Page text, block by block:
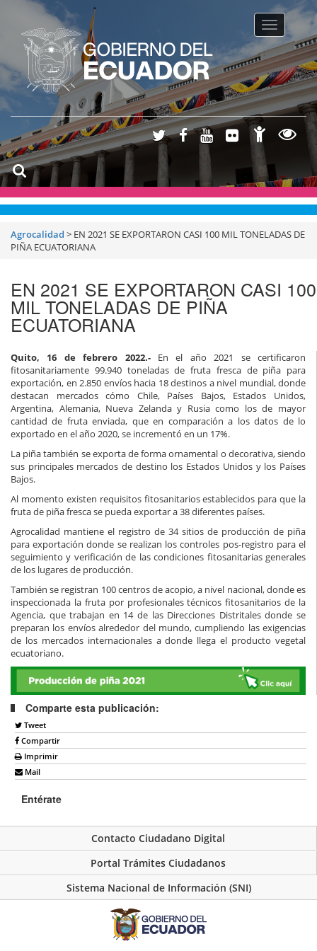
Toggle
Agrocalidad > EN 2021 SE EXPORTARON CASI 100 MIL TONELADAS DE
PIÑA ECUATORIANA
EN 2021 SE EXPORTARON CASI 100
MIL TONELADAS DE PIÑA
ECUATORIANA
Quito, 16 de febrero 2022.-En el año 2021 se certificaron
fitosanitariamente 99.940 toneladas de fruta fresca de piña para
exportación, en 2.850 envíos hacia 18 destinos a nivel mundial, donde
destacan mercados cómo Chile, Países Bajos, Estados Unidos,
Argentina, Alemania, Nueva Zelanda y Rusia como los de mayor
cantidad de fruta enviada, que en comparación a los datos de lo
exportado en el año 2020, se incrementó en un 17%.
La piña también se exporta de forma ornamental o decorativa, siendo
sus principales mercados de destino los Estados Unidos y los Países
Bajos.
Al momento existen requisitos fitosanitarios establecidos para que la
fruta de piña fresca se pueda exportar a 38 diferentes países.
Agrocalidad mantiene el registro de 34 sitios de producción de piña
para exportación donde se realizan los controles pos-registro para el
seguimiento y verificación de las condiciones fitosanitarias generales
de los lugares de producción.
También se registran 100 centros de acopio, a nivel nacional, donde es
inspeccionada la fruta por profesionales técnicos fitosanitarios de la
Agencia, que trabajan en 14 de las Direcciones Distritales donde se
preparan los envíos alrededor del mundo, cumpliendo las exigencias
de los mercados internacionales a donde llega el producto vegetal
ecuatoriano.
Comparte esta publicación:
Tweet
Compartir
Imprimir
Mail
Entérate
Contacto Ciudadano Digital
Portal Trámites Ciudadanos
Sistema Nacional de Información (SNI)